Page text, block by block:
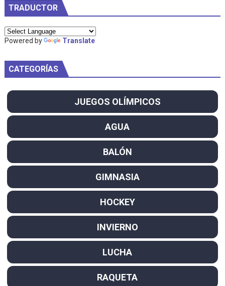
TRADUCTOR
Powered by Translate
CATEGORÍAS
JUEGOS OLÍMPICOS
AGUA
BALÓN
GIMNASIA
HOCKEY
INVIERNO
LUCHA
RAQUETA